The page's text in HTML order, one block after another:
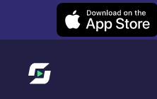
Leexi on iOS
Link zur Startseite